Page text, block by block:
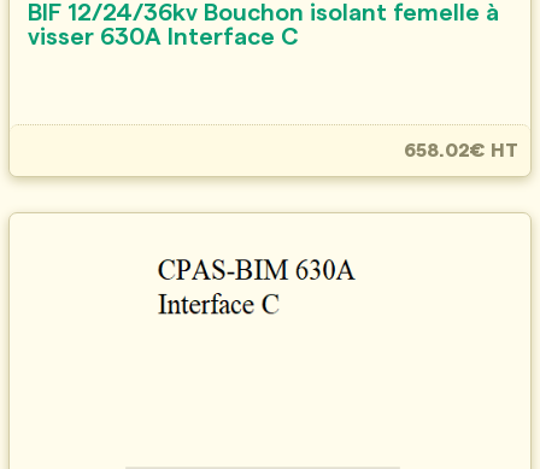
BIF 12/24/36kv Bouchon isolant femelle à
visser 630A Interface C
658.02€ HT